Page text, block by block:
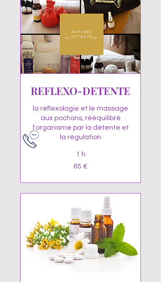
REFLEXO-DETENTE
la réflexologie et le massage
aux pochons, rééquilibré
l'organisme par la détente et
la régulation
1 h
65 €